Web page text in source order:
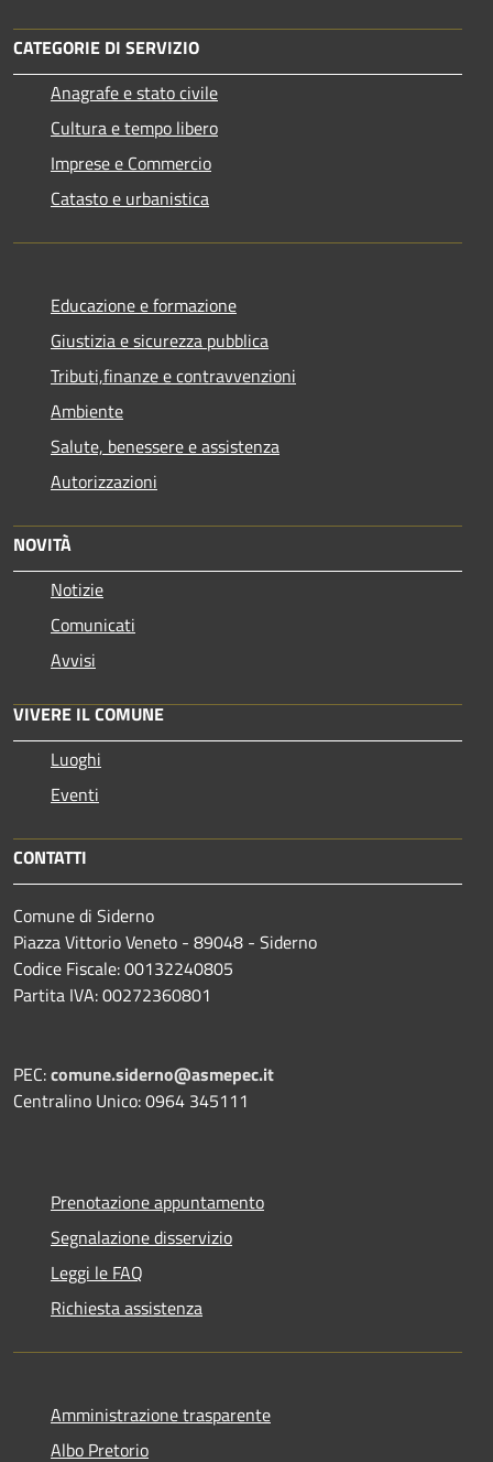
CATEGORIE DI SERVIZIO
Anagrafe e stato civile
Cultura e tempo libero
Imprese e Commercio
Catasto e urbanistica
Educazione e formazione
Giustizia e sicurezza pubblica
Tributi,finanze e contravvenzioni
Ambiente
Salute, benessere e assistenza
Autorizzazioni
NOVITÀ
Notizie
Comunicati
Avvisi
VIVERE IL COMUNE
Luoghi
Eventi
CONTATTI
Comune di Siderno
Piazza Vittorio Veneto - 89048 - Siderno
Codice Fiscale: 00132240805
Partita IVA: 00272360801
PEC:comune.siderno@asmepec.it
Centralino Unico: 0964 345111
Prenotazione appuntamento
Segnalazione disservizio
Leggi le FAQ
Richiesta assistenza
Amministrazione trasparente
Albo Pretorio